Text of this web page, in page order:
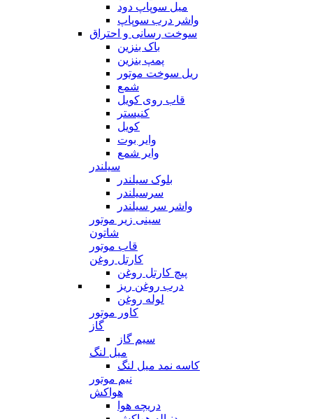
میل سوپاپ دود
واشر درب سوپاپ
سوخت رسانی و احتراق
باک بنزین
پمپ بنزین
ریل سوخت موتور
شمع
قاب روی کویل
کنیستر
کویل
وایر بوت
وایر شمع
سیلندر
بلوک سیلندر
سرسیلندر
واشر سر سیلندر
سینی زیر موتور
شاتون
قاب موتور
کارتل روغن
پیچ کارتل روغن
درب روغن ریز
لوله روغن
کاور موتور
گاز
سیم گاز
میل لنگ
کاسه نمد میل لنگ
نیم موتور
هواکش
دریچه هوا